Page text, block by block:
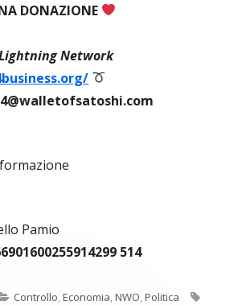
DONAZIONE
Network
Pamio
514
Categorie
Controllo,Economia,NWO,Politica